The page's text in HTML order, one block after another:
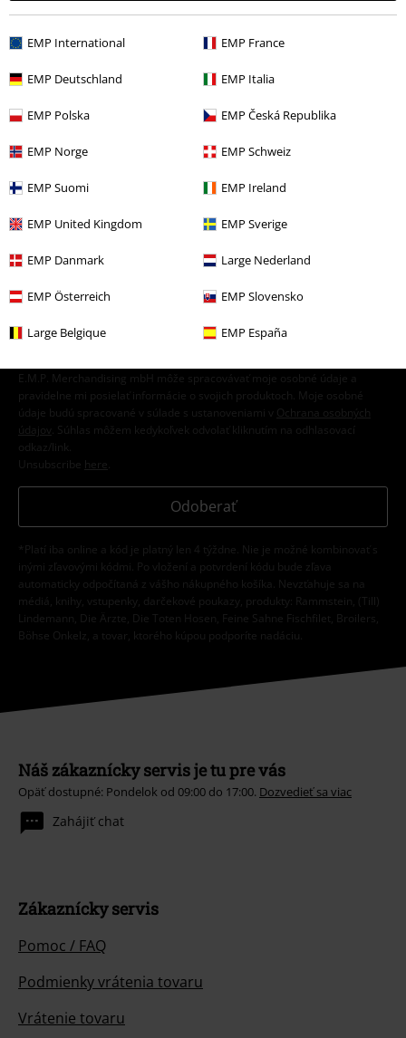
EMP International EMP France
EMP Deutschland EMP Italia
EMP Polska EMP Česká Republika
EMP Norge EMP Schweiz
EMP Suomi EMP Ireland
EMP United Kingdom EMP Sverige
EMP Danmark Large Nederland
EMP Österreich EMP Slovensko
Large Belgique EMP España
Ženy Doplnky ženy Čiapky Beanies
Merch kapiel
Merch kapiel
Výpredaj %
E-Mail Newsletter
teraz! Viac
E.M.P. Merchandising mbH môže spracovávať moje osobné údaje a
pravidelne mi posielať informácie o svojich produktoch. Moje osobné
údaje budú spracované v súlade s ustanoveniami v
Ochrana osobných
údajov
. Súhlas môžem kedykoľvek odvolať kliknutím na odhlasovací
odkaz/link.
Unsubscribe here
Odoberať
*Platí iba online a kód je platný len 4 týždne. Nie je možné kombinovať s
inými zľavovými kódmi. Po vložení a potvrdení kódu bude zľava
automaticky odpočítaná z vášho nákupného košíka. Nevzťahuje sa na
médiá, knihy, vstupenky, darčekové poukazy, produkty: Rammstein, (Till)
Lindemann, Die Ärzte, Die Toten Hosen, Feine Sahne Fischfilet, Broilers,
Böhse Onkelz, a tovar, ktorého kúpou podporíte nadáciu.
Náš zákaznícky servis je tu pre vás
Opäť dostupné: Pondelok od 09:00 do 17:00. Dozvedieť sa viac
Zahájiť chat
Zákaznícky servis
Pomoc / FAQ
Podmienky vrátenia tovaru
Vrátenie tovaru